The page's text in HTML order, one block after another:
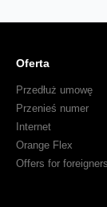
Oferta
Przedłuż umowę
Przenieś numer
Internet
Orange Flex
Offers for foreigners